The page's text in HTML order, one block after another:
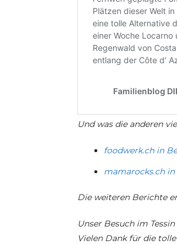
Und was die anderen
foodwerk.ch in
mamarocks.ch in
Die weiteren Berichte
Unser Besuch im
Vielen Dank für die